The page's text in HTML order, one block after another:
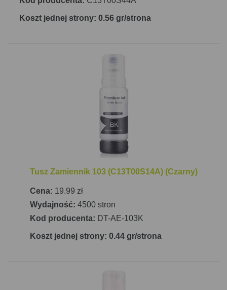
Koszt jednej strony: 0.56 gr/strona
Tusz Zamiennik 103 (C13T00S14A) (Czarny)
Cena: 19.99 zł
Wydajność: 4500 stron
Kod producenta: DT-AE-103K
Koszt jednej strony: 0.44 gr/strona